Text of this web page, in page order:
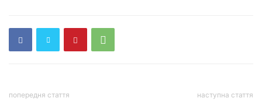
попередня стаття наступна стаття